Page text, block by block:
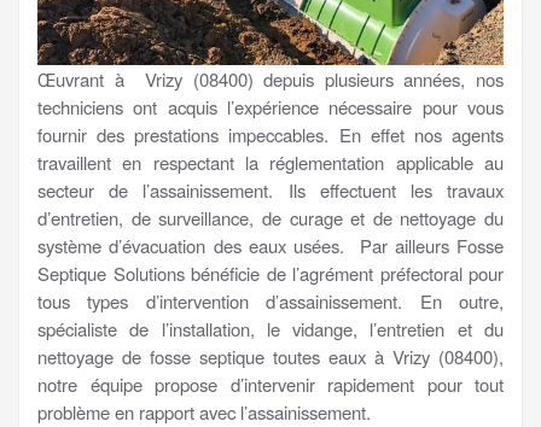
Œuvrant à Vrizy (08400) depuis plusieurs années, nos
techniciens ont acquis l’expérience nécessaire pour vous
fournir des prestations impeccables. En effet nos agents
travaillent en respectant la réglementation applicable au
secteur de l’assainissement. Ils effectuent les travaux
d’entretien, de surveillance, de curage et de nettoyage du
système d’évacuation des eaux usées. Par ailleurs Fosse
Septique Solutions bénéficie de l’agrément préfectoral pour
tous types d’intervention d’assainissement. En outre,
spécialiste de l’installation, le vidange, l’entretien et du
nettoyage de fosse septique toutes eaux à Vrizy (08400),
notre équipe propose d’intervenir rapidement pour tout
problème en rapport avec l’assainissement.